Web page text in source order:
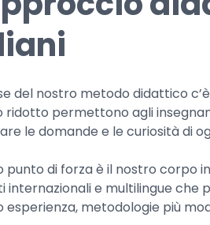
del nostro metodo didattico
ridotto permettono agli
le domande e le curiosità di
punto di forza è il nostro corpo
internazionali e multilingue
esperienza, metodologie più